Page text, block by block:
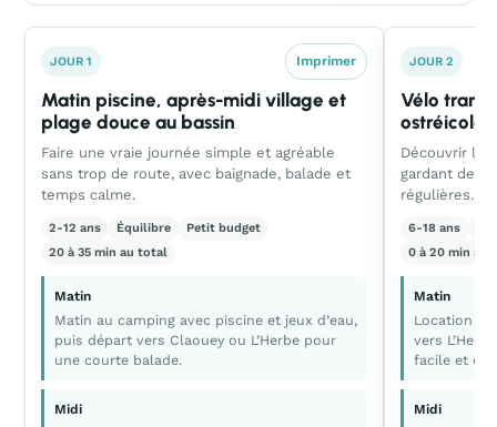
JOUR 1 Imprimer
Matin piscine, après-midi village et
plage douce au bassin
Faire une vraie journée simple et agréable
sans trop de route, avec baignade, balade et
temps calme.
2-12 ans Équilibre
Petit budget
20 à 35 min au total
Matin
Matin au camping avec piscine et jeux d’eau,
puis départ vers Claouey ou L’Herbe pour
une courte balade.
Midi
JOUR 2
Vélo
ostréicoles
Découvrir le
gardant des
régulières.
6-18 ans
0 à 20 min au
Matin
Location
vers
facile et
Midi